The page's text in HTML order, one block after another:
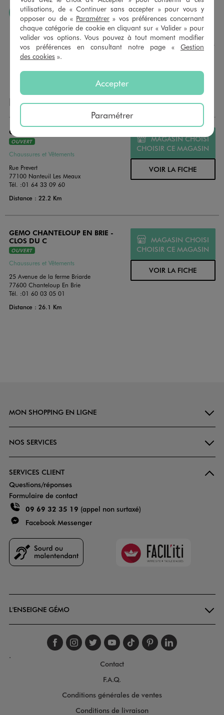
J’AIME FAIRE PLAISIR
Nous vous proposons des cartes cadeaux GÉMO d’un
montant au choix entre 10€ et 150€. Les cartes cadeau
GÉMO sont valables 1 an, utilisables en plusieurs fois, pour
payer vos achats en magasin. Offrez vos cartes cadeau
NOS AUTRES MAGASINS
GEMO MEAUX
OUVERT
Chaussures et Vêtements
Rue Prevert
77100 Nanteuil Les Meaux
Tél. :01 64 33 09 60
Distance : 22.2 Km
MAGASIN CHOISI
CHOISIR CE MAGASIN
VOIR LA FICHE
GEMO CHANTELOUP EN BRIE -
CLOS DU C
OUVERT
Chaussures et Vêtements
25 Avenue de la ferme Briarde
77600 Chanteloup En Brie
Tél. :01 60 03 05 01
Distance : 26.1 Km
MAGASIN CHOISI
CHOISIR CE MAGASIN
VOIR LA FICHE
MON SHOPPING EN LIGNE
NOS SERVICES
SERVICES CLIENT
Questions/réponses
Formulaire de contact
09 69 32 35 19 (appel non surtaxé)
Facebook Messenger
Faciliti
L'ENSEIGNE GÉMO
Suivez-nous sur
Suivez-nous sur
Suivez-nous sur
Suivez-nous
Suivez-nous
Suivez-
.
Contact
F.A.Q.
Conditions générales de ventes
Conditions de livraison
utilisations, de « Continuer sans accepter » pour vous y
opposer ou de « Paramétrer » vos préférences concernant
chaque catégorie de cookie en cliquant sur « Valider » pour
valider vos options. Vous pouvez à tout moment modifier
vos préférences en consultant notre page « Gestion
des cookies ».
Accepter
Paramétrer